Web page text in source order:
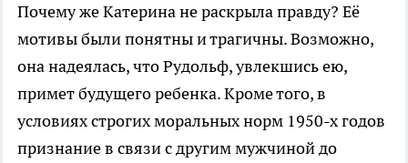
Почему же Катерина не раскрыла правду? Её
мотивы были понятны и трагичны. Возможно,
она надеялась, что Рудольф, увлекшись ею,
примет будущего ребенка. Кроме того, в
условиях строгих моральных норм 1950-х годов
признание в связи с другим мужчиной до